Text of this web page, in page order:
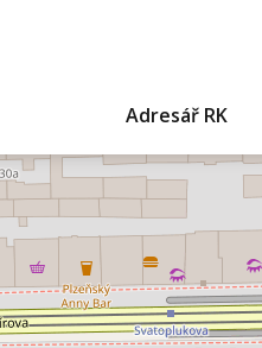
Adresář RK